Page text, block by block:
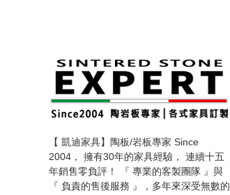
【 凱迪家具】陶板/岩板專家 Since
2004， 擁有30年的家具經驗， 連續十五
年銷售零負評！ 『 專業的客製團隊 』與
『 負責的售後服務 』，多年來深受無數的